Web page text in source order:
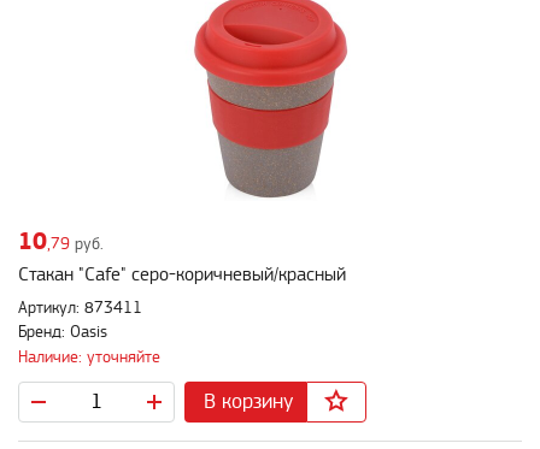
10,79 руб.
Стакан "Cafe" серо-коричневый/красный
Артикул: 873411
Бренд: Oasis
Наличие: уточняйте
В корзину